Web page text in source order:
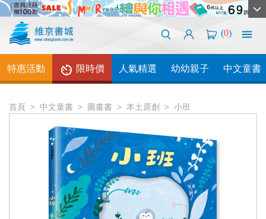
(0)
特惠活動 限時價 人氣精選 幼幼親子 中文童書
首頁 中文童書 圖畫書 本土原創 小班